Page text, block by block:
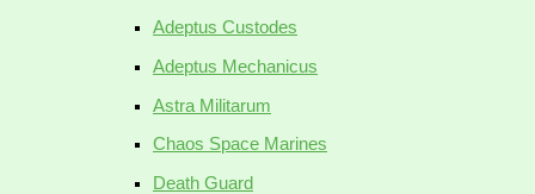
Adeptus Custodes
Adeptus Mechanicus
Astra Militarum
Chaos Space Marines
Death Guard